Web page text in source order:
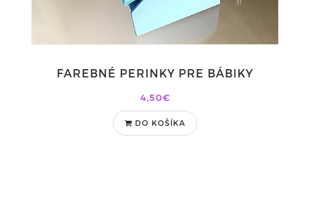
FAREBNÉ PERINKY PRE BÁBIKY
4,50€
DO KOŠÍKA